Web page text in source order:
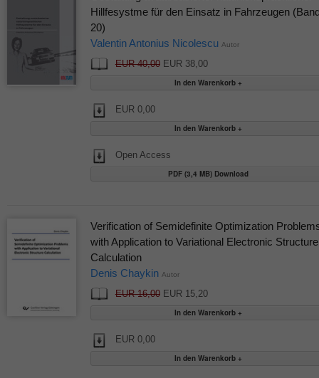
Hillfesystme für den Einsatz in Fahrzeugen
20)
Valentin Antonius Nicolescu Autor
EUR 40,00EUR 38,00
EUR 0,00
Open Access
PDF (3,4 MB) Download
Verification of Semidefinite Optimization
with Application to Variational Electronic Structure
Calculation
Denis Chaykin Autor
EUR 16,00EUR 15,20
EUR 0,00